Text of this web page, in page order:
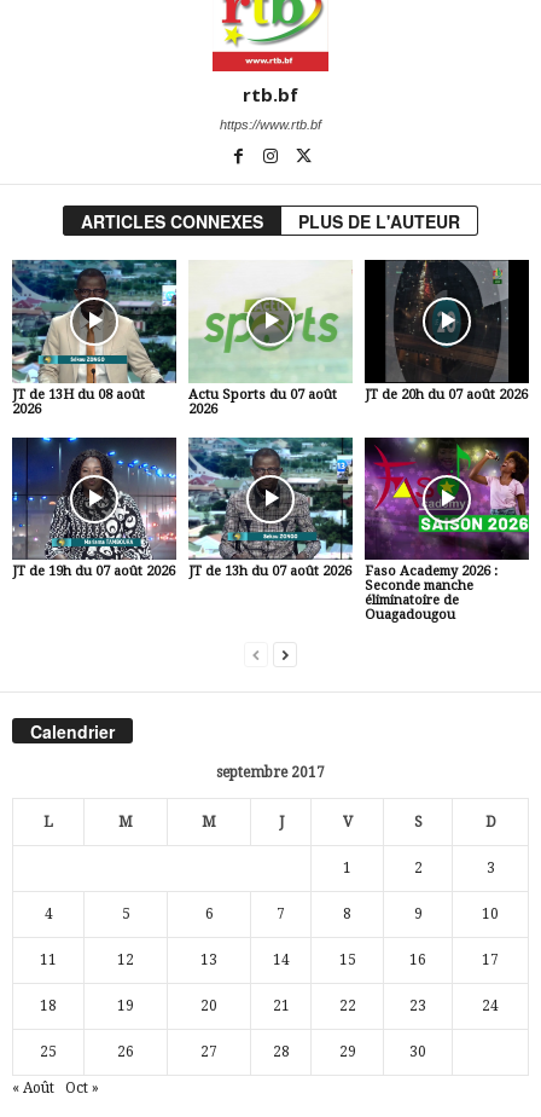
rtb.bf
https://www.rtb.bf
ARTICLES CONNEXES PLUS DE L'AUTEUR
JT de 13H du 08 août
2026
Actu Sports du 07 août
2026
JT de 20h du 07 août 2026
JT de 19h du 07 août 2026 JT de 13h du 07 août 2026
Faso Academy 2026 :
Seconde manche
éliminatoire de
Ouagadougou
Calendrier
septembre 2017
L M M J V S D
1 2 3
4 5 6 7 8 9 10
11 12 13 14 15 16 17
18 19 20 21 22 23 24
25 26 27 28 29 30
« Août Oct »